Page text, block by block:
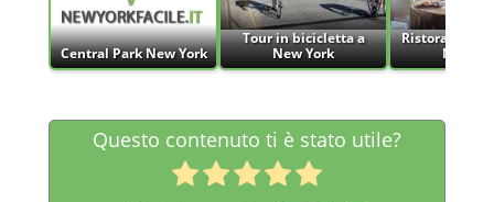
Central Park New York
Tour in bicicletta a
New York
Ristoranti
New
Questo contenuto ti è stato utile?